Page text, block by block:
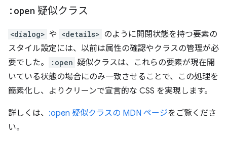
:open 疑似クラス
<dialog> や <details> のように開閉状態を持つ要素の
スタイル設定には、以前は属性の確認やクラスの管理が必
要でした。
:open 疑似クラスは、これらの要素が現在開
いている状態の場合にのみ一致させることで、この処理を
簡素化し、よりクリーンで宣言的な CSS を実現します。
詳しくは、 :open 疑似クラスの MDN ページをご覧くださ
い。